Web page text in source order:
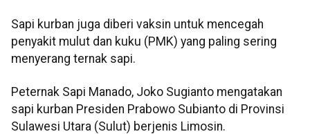
Sapi kurban juga diberi vaksin untuk mencegah
penyakit mulut dan kuku (PMK) yang paling sering
menyerang ternak sapi.
Peternak Sapi Manado, Joko Sugianto mengatakan
sapi kurban Presiden Prabowo Subianto di Provinsi
Sulawesi Utara (Sulut) berjenis Limosin.